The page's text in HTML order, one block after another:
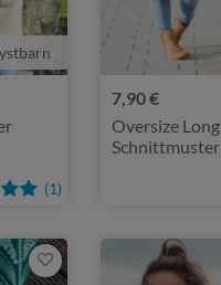
(1)
7,90 €
Oversize